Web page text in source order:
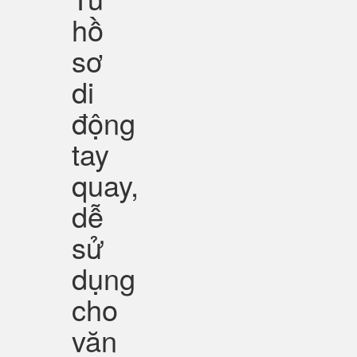
hồ
sơ
di
động
tay
quay,
dễ
sử
dụng
cho
văn